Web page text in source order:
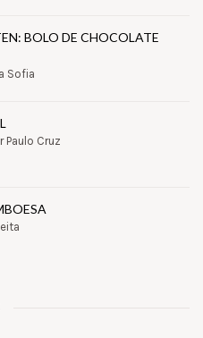
BOLO DE CHOCOLATE
Sofia
Paulo Cruz